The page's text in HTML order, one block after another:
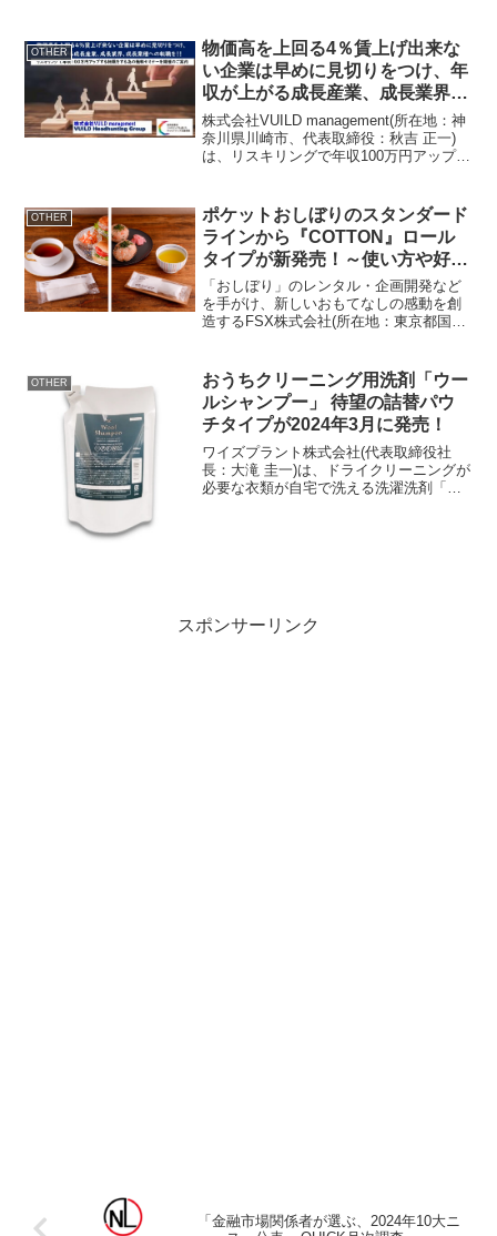
は日本人として初めて
OTHER
物価高を上回る4％賃上げ出来な
い企業は早めに見切りをつけ、年
収が上がる成長産業、成長業界、
成長業種への転職を！！
株式会社VUILD management(所在地：神
奈川県川崎市、代表取締役：秋吉 正一)
は、リスキリングで年収100万円アップす
上げ来ない企業は早めに見切りをつけ...
OTHER
ポケットおしぼりのスタンダード
ラインから『COTTON』ロール
タイプが新発売！～使い方や好み
で選べる楽しさを『COTTON』
でも～
「おしぼり」のレンタル・企画開発など
を手がけ、新しいおもてなしの感動を創
造するFSX株式会社(所在地：東京都国立
布)」というおしぼりの概念を変えた
『COTTON』か...
OTHER
おうちクリーニング用洗剤「ウー
ルシャンプー」 待望の詰替パウ
チタイプが2024年3月に発売！
ワイズプラント株式会社(代表取締役社
長：大滝 圭一)は、ドライクリーニングが
必要な衣類が自宅で洗える洗濯洗剤「ブ
スポンサーリンク
「金融市場関係者が選ぶ、2024年10大ニ